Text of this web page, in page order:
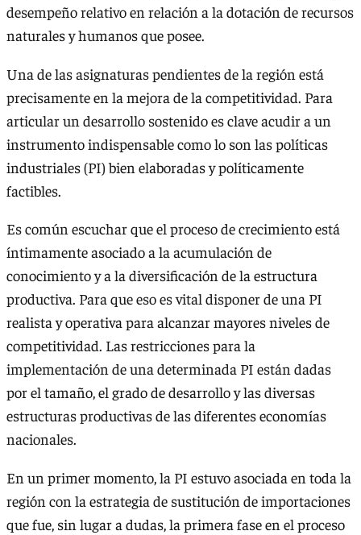
desempeño relativo en relación a la dotación de recursos
naturales y humanos que posee.
Una de las asignaturas pendientes de la región está
precisamente en la mejora de la competitividad. Para
articular un desarrollo sostenido es clave acudir a un
instrumento indispensable como lo son las políticas
industriales (PI) bien elaboradas y políticamente
factibles.
Es común escuchar que el proceso de crecimiento está
íntimamente asociado a la acumulación de
conocimiento y a la diversificación de la estructura
productiva. Para que eso es vital disponer de una PI
realista y operativa para alcanzar mayores niveles de
competitividad. Las restricciones para la
implementación de una determinada PI están dadas
por el tamaño, el grado de desarrollo y las diversas
estructuras productivas de las diferentes economías
nacionales.
En un primer momento, la PI estuvo asociada en toda la
región con la estrategia de sustitución de importaciones
que fue, sin lugar a dudas, la primera fase en el proceso